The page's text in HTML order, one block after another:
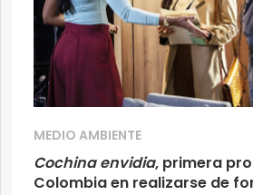
MEDIO AMBIENTE
Cochina envidia, primera
Colombia en realizarse de